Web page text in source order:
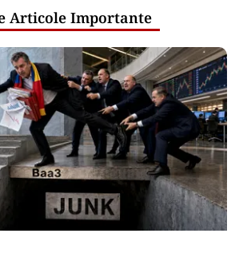
Articole Importante